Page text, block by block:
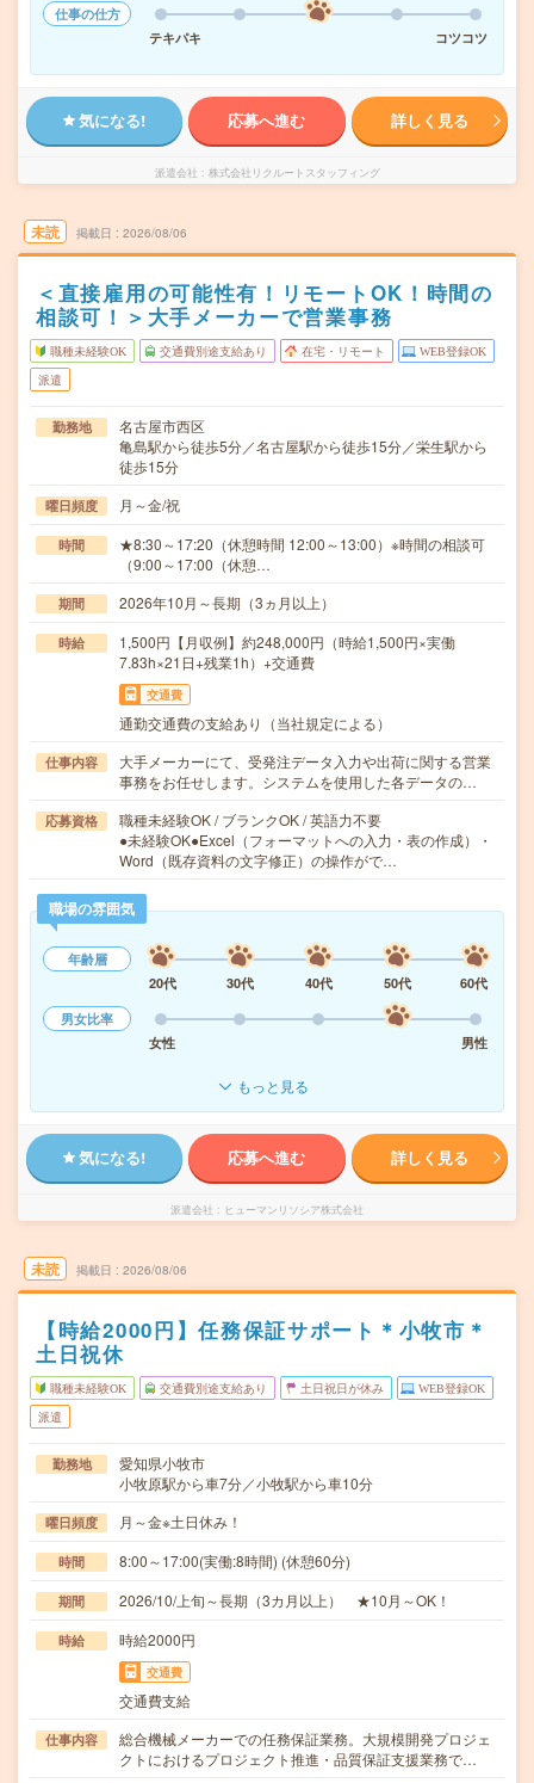
仕事の仕方
テキパキ
コツコツ
気になる! 応募へ進む 詳しく見る
派遣会社 株式会社リクルートスタッフィング
未読 掲載日 2026/08/06
＜直接雇用の可能性有！リモートOK！時間の
相談可！＞大手メーカーで営業事務
職種未経験OK 交通費別途支給あり 在宅・リモート WEB登録OK
派遣
勤務地
名古屋市西区
亀島駅から徒歩5分／名古屋駅から徒歩15分／栄生駅から
徒歩15分
曜日頻度 月～金/祝
時間
★8:30～17:20（休憩時間 12:00～13:00）※時間の相談可
（9:00～17:00（休憩…
期間 2026年10月～長期（3ヵ月以上）
時給
1,500円【月収例】約248,000円（時給1,500円×実働
7.83h×21日+残業1h）+交通費
交通費
通勤交通費の支給あり（当社規定による）
仕事内容
大手メーカーにて、受発注データ入力や出荷に関する営業
事務をお任せします。システムを使用した各データの…
応募資格
職種未経験OK / ブランクOK / 英語力不要
●未経験OK●Excel（フォーマットへの入力・表の作成）・
Word（既存資料の文字修正）の操作がで…
職場の雰囲気
年齢層
20代
30代 40代 50代
60代
男女比率
女性
男性
もっと見る
気になる! 応募へ進む 詳しく見る
派遣会社 ヒューマンリソシア株式会社
未読 掲載日 2026/08/06
【時給2000円】任務保証サポート＊小牧市＊
土日祝休
職種未経験OK 交通費別途支給あり 土日祝日が休み WEB登録OK
派遣
勤務地
愛知県小牧市
小牧原駅から車7分／小牧駅から車10分
曜日頻度 月～金※土日休み！
時間 8:00～17:00(実働:8時間) (休憩60分)
期間 2026/10/上旬～長期（3カ月以上） ★10月～OK！
時給 時給2000円
交通費
交通費支給
仕事内容
総合機械メーカーでの任務保証業務。大規模開発プロジェ
クトにおけるプロジェクト推進・品質保証支援業務で…